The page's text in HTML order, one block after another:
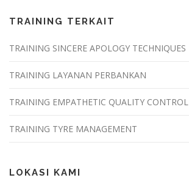
TRAINING TERKAIT
TRAINING SINCERE APOLOGY TECHNIQUES
TRAINING LAYANAN PERBANKAN
TRAINING EMPATHETIC QUALITY CONTROL
TRAINING TYRE MANAGEMENT
LOKASI KAMI